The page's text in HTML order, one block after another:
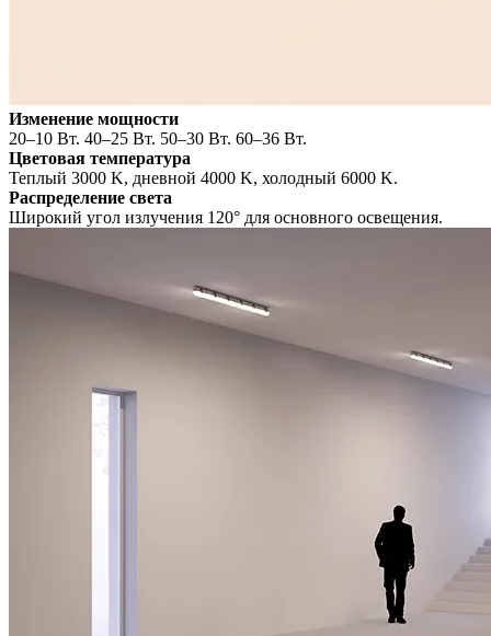
Изменение мощности
20–10 Вт. 40–25 Вт. 50–30 Вт. 60–36 Вт.
Цветовая температура
Теплый 3000 K, дневной 4000 K, холодный 6000 K.
Распределение света
Широкий угол излучения 120° для основного освещения.